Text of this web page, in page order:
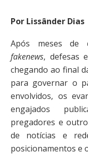
Por Lissânder Dias
Após meses de
fakenews, defesas
chegando ao final
para governar o
envolvidos, os
engajados
pregadores e
de notícias e
posicionamentos e